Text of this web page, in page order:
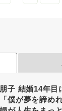
子 結婚14年目
僕が夢を諦め